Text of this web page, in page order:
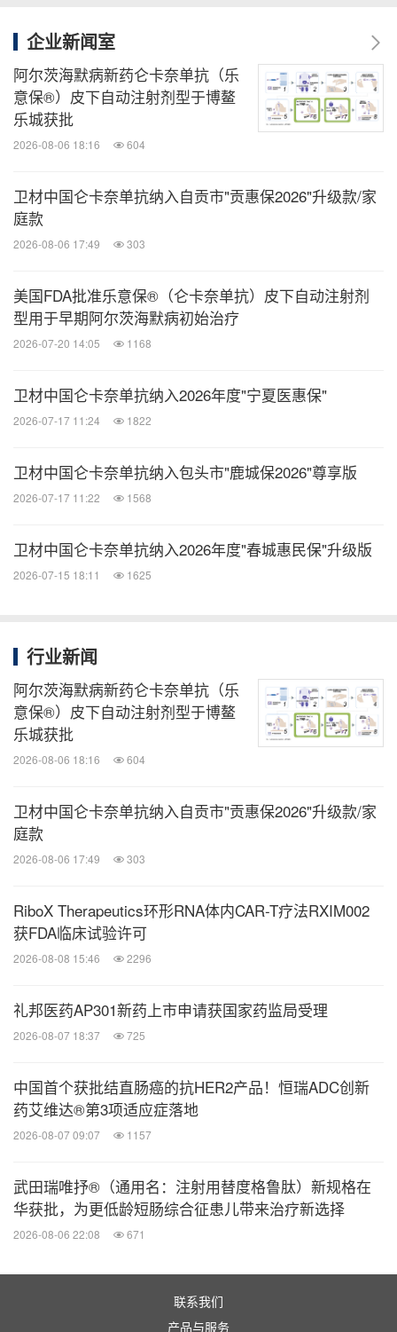
企业新闻室
阿尔茨海默病新药仑卡奈单抗（乐
意保®）皮下自动注射剂型于博鳌
乐城获批
2026-08-06 18:16 604
卫材中国仑卡奈单抗纳入自贡市"贡惠保2026"升级款/家
庭款
2026-08-06 17:49 303
美国FDA批准乐意保®（仑卡奈单抗）皮下自动注射剂
型用于早期阿尔茨海默病初始治疗
2026-07-20 14:05 1168
卫材中国仑卡奈单抗纳入2026年度"宁夏医惠保"
2026-07-17 11:24 1822
卫材中国仑卡奈单抗纳入包头市"鹿城保2026"尊享版
2026-07-17 11:22 1568
卫材中国仑卡奈单抗纳入2026年度"春城惠民保"升级版
2026-07-15 18:11 1625
行业新闻
阿尔茨海默病新药仑卡奈单抗（乐
意保®）皮下自动注射剂型于博鳌
乐城获批
2026-08-06 18:16 604
卫材中国仑卡奈单抗纳入自贡市"贡惠保2026"升级款/家
庭款
2026-08-06 17:49 303
RiboX Therapeutics环形RNA体内CAR-T疗法RXIM002
获FDA临床试验许可
2026-08-08 15:46 2296
礼邦医药AP301新药上市申请获国家药监局受理
2026-08-07 18:37 725
中国首个获批结直肠癌的抗HER2产品！恒瑞ADC创新
药艾维达®第3项适应症落地
2026-08-07 09:07 1157
武田瑞唯抒®（通用名：注射用替度格鲁肽）新规格在
华获批，为更低龄短肠综合征患儿带来治疗新选择
2026-08-06 22:08 671
联系我们
产品与服务